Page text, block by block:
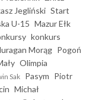
Jegliński Start
U-15 Mazur Ełk
konkurs
Morąg Pogoń
Olimpia
Sak Pasym Piotr
Michał